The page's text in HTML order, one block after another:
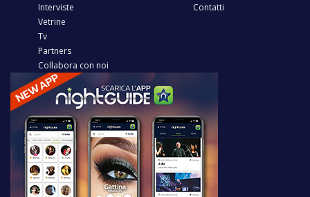
Interviste
Vetrine
Tv
Partners
Collabora con noi
Contatti